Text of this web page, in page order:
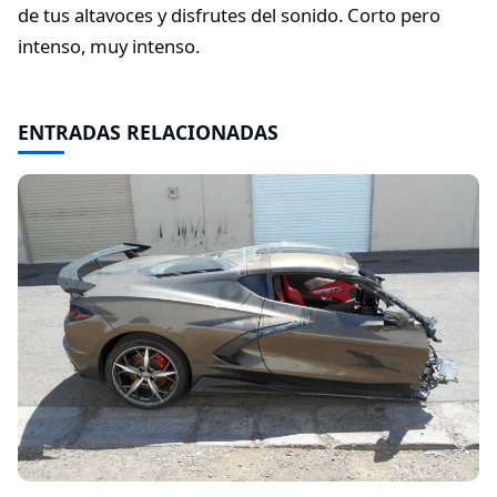
de tus altavoces y disfrutes del sonido. Corto pero
intenso, muy intenso.
ENTRADAS RELACIONADAS